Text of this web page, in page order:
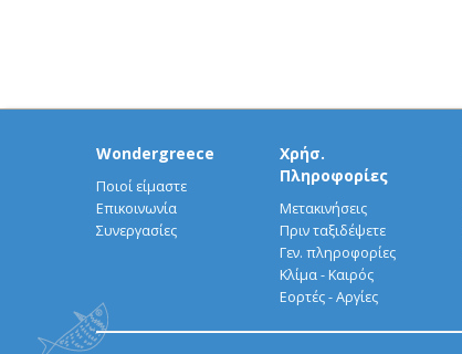
Wondergreece
Ποιοί είμαστε
Επικοινωνία
Συνεργασίες
Χρήσ.
Πληροφορίες
Μετακινήσεις
Πριν ταξιδέψετε
Γεν. πληροφορίες
Κλίμα - Καιρός
Εορτές - Αργίες